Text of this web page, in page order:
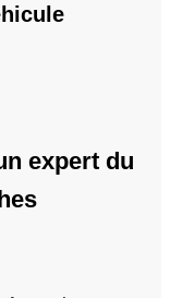
expert du